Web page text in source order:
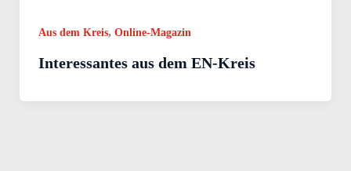
Aus dem Kreis, Online-Magazin
Interessantes aus dem EN-Kreis